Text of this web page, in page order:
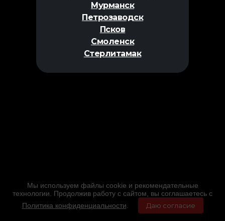
Мурманск
Петрозаводск
Псков
Смоленск
Стерлитамак
Мы используем файлы cookie и рекомендательные
технологии. Продолжив работу с сайтом, вы соглашаетесь с
Политика конфиденциальности
Даю согласие